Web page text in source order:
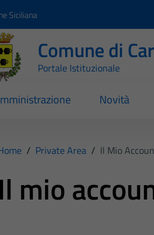
Siciliana
Comune di
Portale Istituzionale
Novità
/ Private Area / Il Mio
Il mio